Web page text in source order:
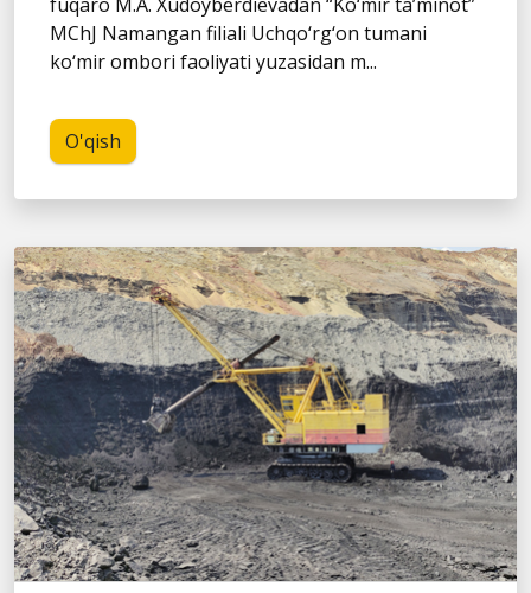
MChJ Namangan filiali Uchqo‘rg‘on tumani
ko‘mir ombori faoliyati yuzasidan m...
O'qish